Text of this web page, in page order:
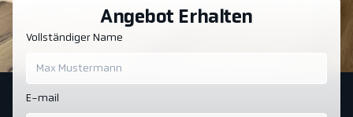
Angebot Erhalten
Vollständiger Name
E-mail